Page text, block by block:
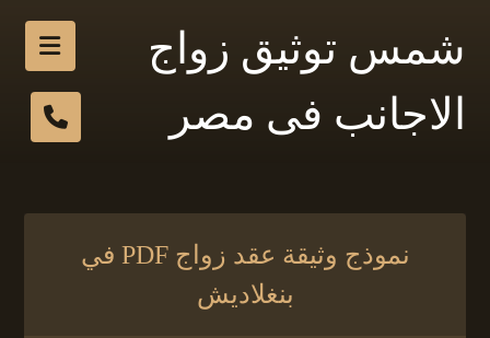
شمس توثيق زواج
الاجانب فى مصر
نموذج وثيقة عقد زواج PDF في
بنغلاديش